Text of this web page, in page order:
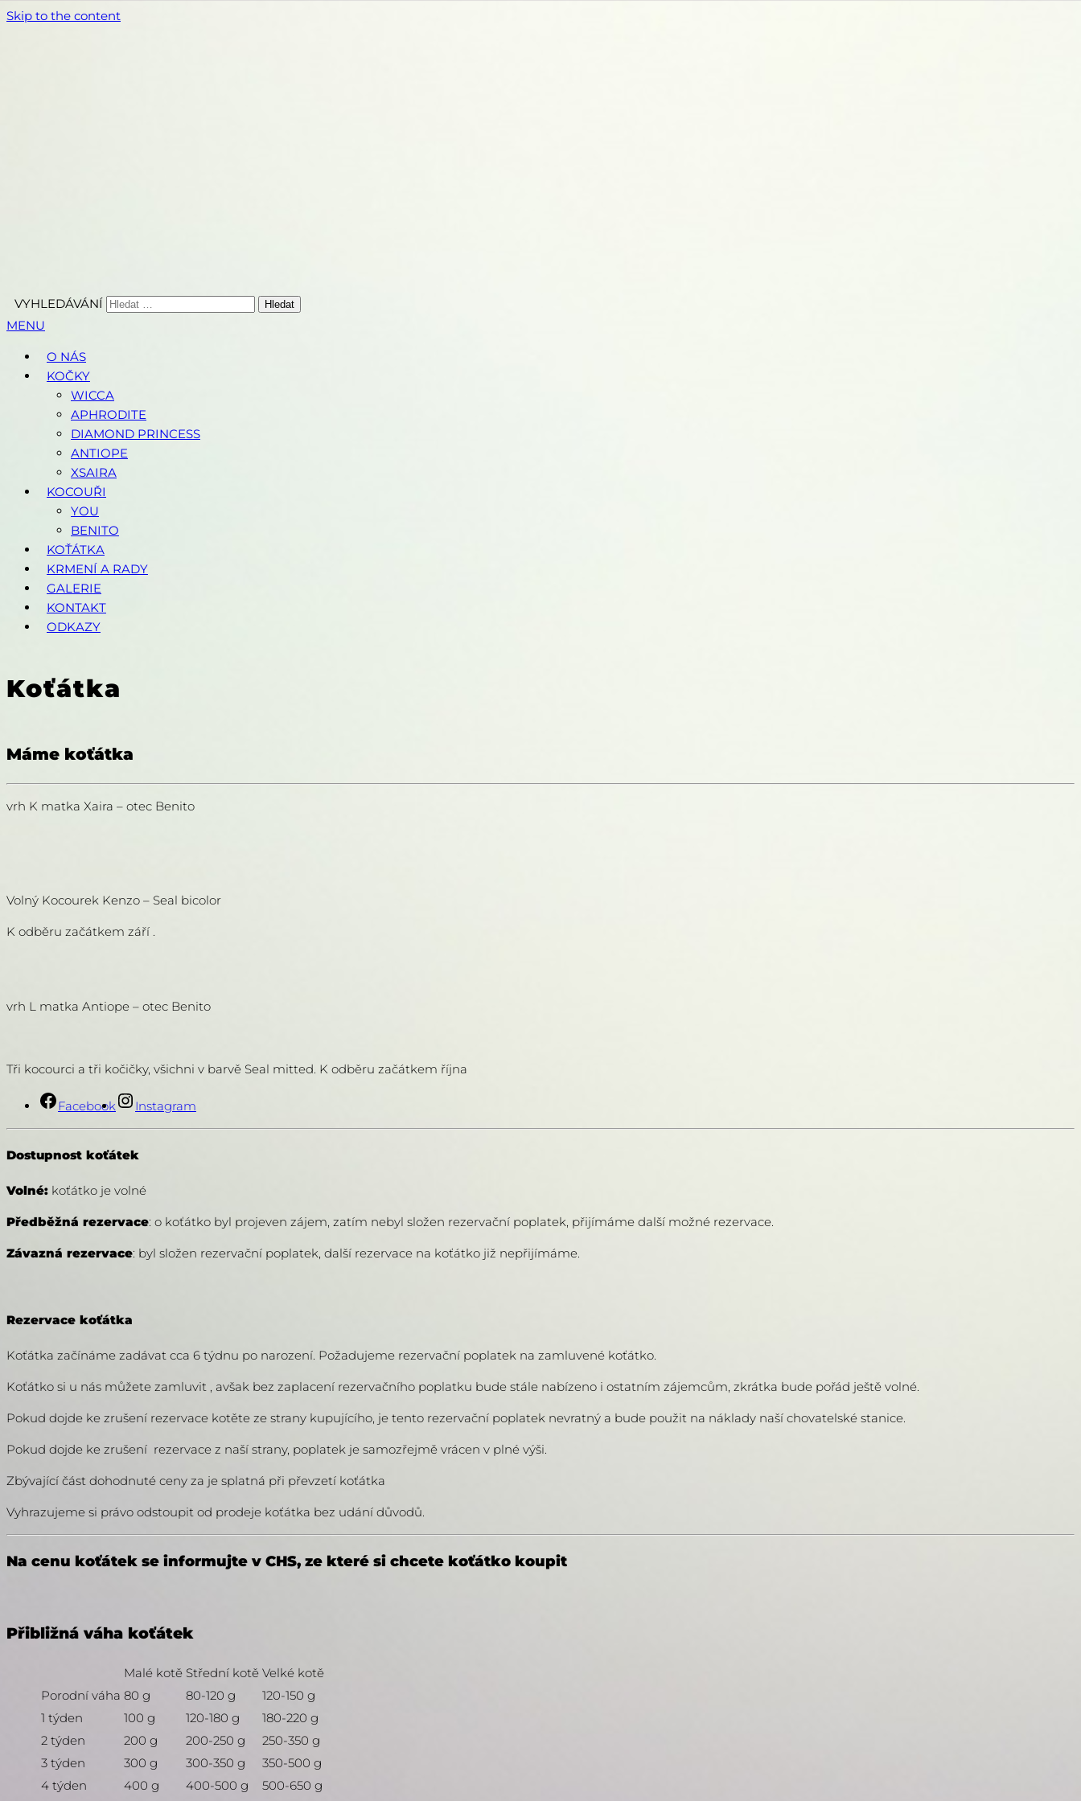
Skip to the content
VYHLEDÁVÁNÍ
MENU
O NÁS
KOČKY
WICCA
APHRODITE
DIAMOND PRINCESS
ANTIOPE
XSAIRA
KOCOUŘI
YOU
BENITO
KOŤÁTKA
KRMENÍ A RADY
GALERIE
KONTAKT
ODKAZY
Koťátka
Máme koťátka
vrh K matka Xaira – otec Benito
Volný Kocourek Kenzo – Seal bicolor
K odběru začátkem září .
vrh L matka Antiope – otec Benito
Tři kocourci a tři kočičky, všichni v barvě Seal mitted. K odběru začátkem října
Facebook Instagram
Dostupnost koťátek
Volné: koťátko je volné
Předběžná rezervace: o koťátko byl projeven zájem, zatím nebyl složen rezervační poplatek, přijímáme další možné rezervace.
Závazná rezervace: byl složen rezervační poplatek, další rezervace na koťátko již nepřijímáme.
Rezervace koťátka
Koťátka začínáme zadávat cca 6 týdnu po narození. Požadujeme rezervační poplatek na zamluvené koťátko.
Koťátko si u nás můžete zamluvit , avšak bez zaplacení rezervačního poplatku bude stále nabízeno i ostatním zájemcům, zkrátka bude pořád ještě volné.
Pokud dojde ke zrušení rezervace kotěte ze strany kupujícího, je tento rezervační poplatek nevratný a bude použit na náklady naší chovatelské stanice.
Pokud dojde ke zrušení rezervace z naší strany, poplatek je samozřejmě vrácen v plné výši.
Zbývající část dohodnuté ceny za je splatná při převzetí koťátka
Vyhrazujeme si právo odstoupit od prodeje koťátka bez udání důvodů.
Na cenu koťátek se informujte v CHS, ze které si chcete koťátko koupit
Přibližná váha koťátek
Malé kotě Střední kotě Velké kotě
Porodní váha 80 g 80-120 g
120-150 g
1 týden
100 g 120-180 g
180-220 g
2 týden
200 g 200-250 g
250-350 g
3 týden
300 g 300-350 g
350-500 g
4 týden
400 g 400-500 g
500-650 g